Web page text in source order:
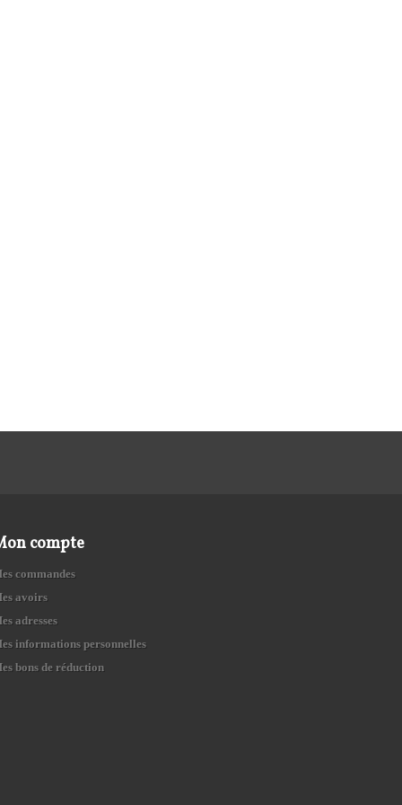
compte
commandes
avoirs
adresses
informations personnelles
bons de réduction